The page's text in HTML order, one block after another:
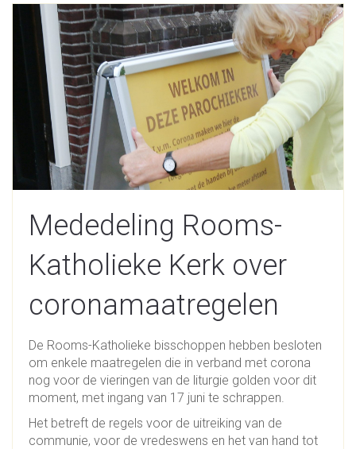
Mededeling Rooms-
Katholieke Kerk over
coronamaatregelen
De Rooms-Katholieke bisschoppen hebben besloten
om enkele maatregelen die in verband met corona
nog voor de vieringen van de liturgie golden voor dit
moment, met ingang van 17 juni te schrappen.
Het betreft de regels voor de uitreiking van de
communie, voor de vredeswens en het van hand tot